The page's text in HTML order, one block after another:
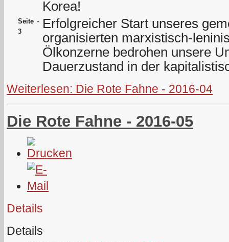
Korea!
Seite
3
- Erfolgreicher Start unseres
organisierten marxistisch-
Ölkonzerne bedrohen unsere
Dauerzustand in der
Weiterlesen: Die Rote Fahne - 2016-04
Die Rote Fahne - 2016-05
Details
Details